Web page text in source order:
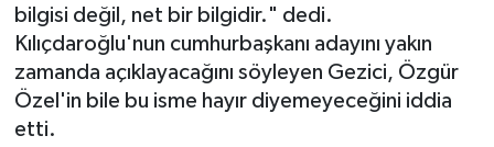
bilgisi değil, net bir bilgidir." dedi.
Kılıçdaroğlu'nun cumhurbaşkanı adayını yakın
zamanda açıklayacağını söyleyen Gezici, Özgür
Özel'in bile bu isme hayır diyemeyeceğini iddia
etti.
GÜNCEL
AKTÜEL
Tüm Manşetler
Son Dakika Haberleri